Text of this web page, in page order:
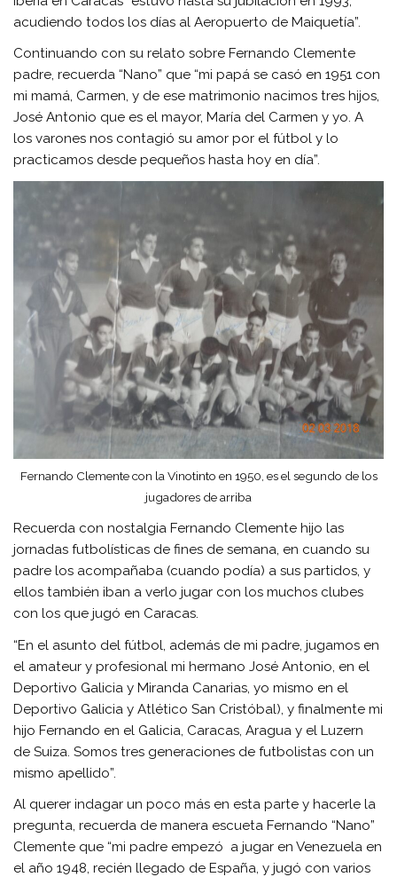
acudiendo todos los días al Aeropuerto de Maiquetía”.
Continuando con su relato sobre Fernando Clemente
padre, recuerda “Nano” que “mi papá se casó en 1951 con
mi mamá, Carmen, y de ese matrimonio nacimos tres hijos,
José Antonio que es el mayor, María del Carmen y yo. A
los varones nos contagió su amor por el fútbol y lo
practicamos desde pequeños hasta hoy en día”.
Fernando Clemente con la Vinotinto en 1950, es el segundo de los
jugadores de arriba
Recuerda con nostalgia Fernando Clemente hijo las
jornadas futbolísticas de fines de semana, en cuando su
padre los acompañaba (cuando podía) a sus partidos, y
ellos también iban a verlo jugar con los muchos clubes
con los que jugó en Caracas.
“En el asunto del fútbol, además de mi padre, jugamos en
el amateur y profesional mi hermano José Antonio, en el
Deportivo Galicia y Miranda Canarias, yo mismo en el
Deportivo Galicia y Atlético San Cristóbal), y finalmente mi
hijo Fernando en el Galicia, Caracas, Aragua y el Luzern
de Suiza. Somos tres generaciones de futbolistas con un
mismo apellido”.
Al querer indagar un poco más en esta parte y hacerle la
pregunta, recuerda de manera escueta Fernando “Nano”
Clemente que “mi padre empezó a jugar en Venezuela en
el año 1948, recién llegado de España, y jugó con varios